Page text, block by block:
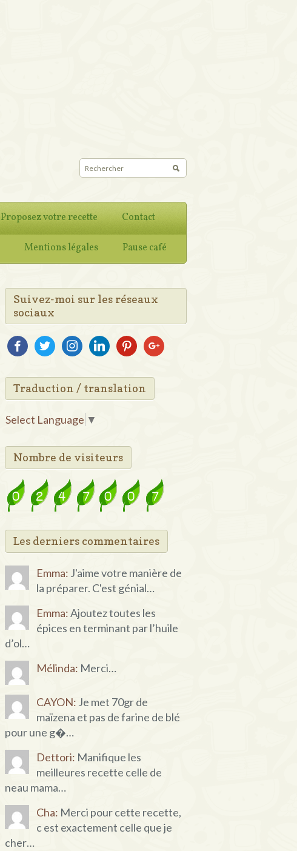
Proposez votre recette Contact
Mentions légales Pause café
Suivez-moi sur les réseaux
sociaux
facebooktwitterinstagram
linkedinpinterest
google
Traduction / translation
Select Language ▼
Nombre de visiteurs
Les derniers commentaires
Emma: J'aime votre manière de
la préparer. C'est génial…
Emma:Ajoutez toutes les
épices en terminant par l’huile
d’ol…
Mélinda: Merci…
CAYON: Je met 70gr de
maïzena et pas de farine de blé
pour une g�…
Dettori: Manifique les
meilleures recette celle de
neau mama…
Cha: Merci pour cette recette,
c est exactement celle que je
cher…